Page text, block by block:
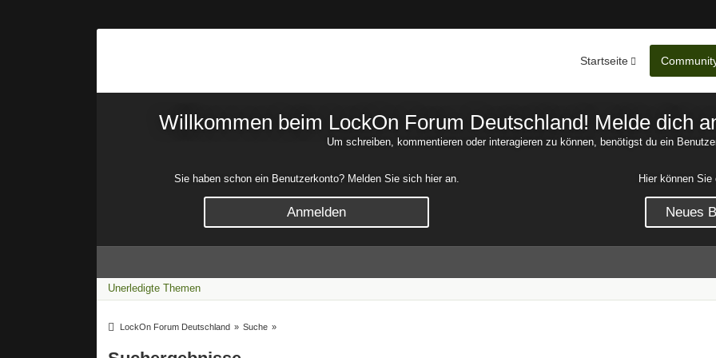
Startseite
Willkommen beim LockOn Forum Deutschland! Melde dich
Um schreiben, kommentieren oder interagieren zu können, benötigst du ein
Sie haben schon ein Benutzerkonto? Melden Sie sich hier an.
Anmelden
Hier können
Neues
Unerledigte Themen
LockOn Forum Deutschland » Suche »